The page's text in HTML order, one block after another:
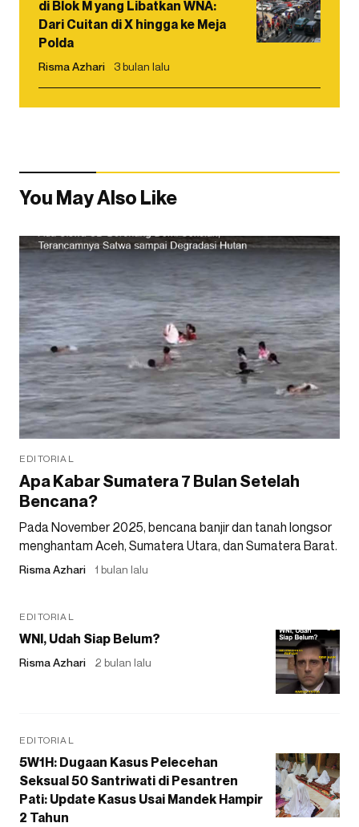
di Blok M yang Libatkan WNA:
Dari Cuitan di X hingga ke Meja
Polda
Risma Azhari 3 bulan lalu
You May Also Like
EDITORIAL
Apa Kabar Sumatera 7 Bulan Setelah
Bencana?
Pada November 2025, bencana banjir dan tanah longsor
menghantam Aceh, Sumatera Utara, dan Sumatera Barat.
Risma Azhari 1 bulan lalu
EDITORIAL
WNI, Udah Siap Belum?
Risma Azhari 2 bulan lalu
EDITORIAL
5W1H: Dugaan Kasus Pelecehan
Seksual 50 Santriwati di Pesantren
Pati: Update Kasus Usai Mandek Hampir
2 Tahun